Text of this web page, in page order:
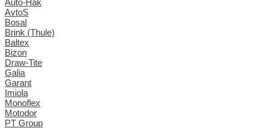
AvtoS
Bosal
Brink (Thule)
Baltex
Bizon
Draw-Tite
Galia
Garant
Imiola
Monoflex
Motodor
PT Group